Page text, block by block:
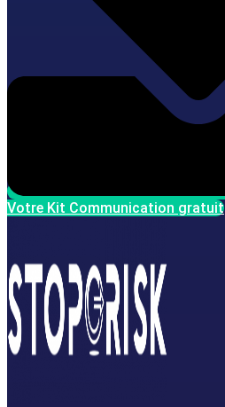
Votre Kit Communication gratuit